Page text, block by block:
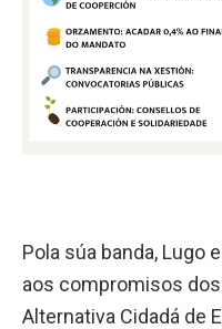
Pola súa banda, Lugo
aos compromisos
Alternativa Cidadá de